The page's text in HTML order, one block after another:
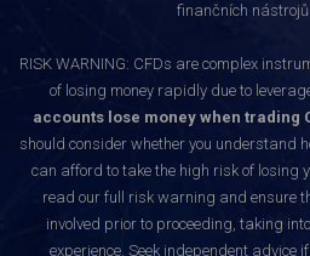
finančních nástrojů
RISK WARNING: CFDs are complex
of losing money rapidly due to
accounts lose money when trading
should consider whether you understand
can afford to take the high risk of losing
read our full risk warning and ensure
involved prior to proceeding, taking
experience. Seek independent advice